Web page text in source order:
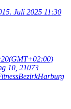
15. Juli 2025 11:30
(GMT+02:00)
10, 21073
BezirkHarburg